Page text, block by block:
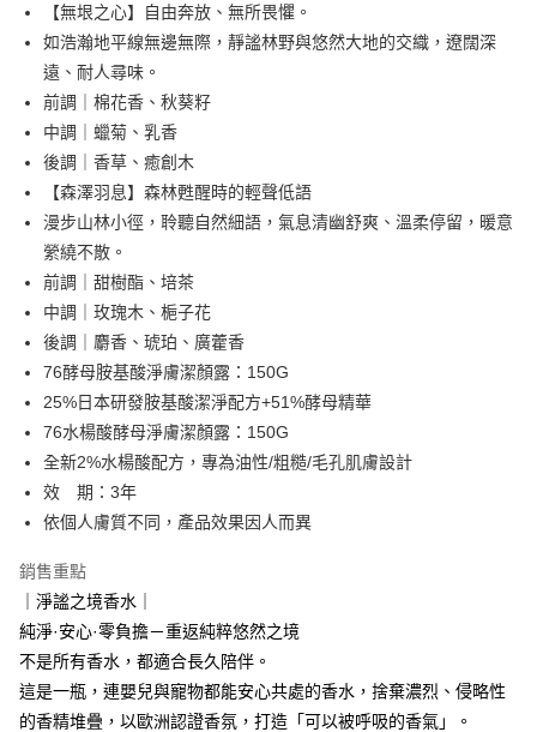
【注意事項】
1.本服務係由「台灣大哥大股份有限公司」（以下簡稱本公司）所提供，讓
用戶於交易時，得透過本服務購買商品或服務，並由商店將買賣／分期付款
2.基於同意付款使用「大哥付你分期」之契約關係目的，商店將以您的個人
資料（包含姓名、電話或地址）提供予台灣大哥大進項蒐集、處理及利用，
由本公司與您本人進行分期帳單所需資料之確認、核對及更正。
3.完整用戶服務條款，請詳閱以下連結：
３．收到繳費通知簡訊後14天內，點擊此簡訊中的連結，可透過四大超商／
ATM／網路銀行／等多元方式進行付款，方視為交易完成。
※ 請注意：結帳手續完成當下不需立刻繳費，但若您需要取消訂單，請聯絡
購買商品的店家。未經商家同意取消之訂單仍視為有效，需透過AFTEE先享
後付繳納相關費用。
※ 交易是否成功請以「AFTEE先享後付 」之結帳頁面顯示為準，若有關於
是否繳費成功／繳費後需取消欲退款等相關疑問，請聯繫「AFTEE先享後付
客戶支援中心」 https://netprotections.freshdesk.com/support/home
１．透過由恩沛科技股份有限公司提供之「AFTEE先享後付」服務完成之交
易，需依本服務之必要範圍內提供個人資料，並將交易相關給付款項請求債
權轉讓予恩沛科技股份有限公司。
２．關於個人資料處理事宜，請瀏覽以下網址：
https://aftee.tw/terms/#terms3
３．未成年的使用者請事先徵得法定代理人或監護人之同意方可使用
任。
４．使用「AFTEE先享後付」時，將依據個別帳號之用戶狀況，依本公司即
時審查核予不同之上限額度；若仍有額度不足之情形，本公司將視審查結果
請求用戶進行身份認證。
５．嚴禁一人註冊多個帳號或使用他人資訊註冊。若發現惡意使用之情形，
恩沛科技股份有限公司將有權停止該用戶之使用額度並採取法律行動。
付款後全家取貨
每筆NT$80，滿NT$1,880(含以上)免運費
每筆NT$80，滿NT$2,000(含以上)免運費
付款後萊爾富取貨
每筆NT$80，滿NT$1,880(含以上)免運費
7-11取貨付款
每筆NT$80，滿NT$2,000(含以上)免運費
付款後7-11取貨
每筆NT$80，滿NT$1,880(含以上)免運費
台灣宅配(便利帶)
每筆NT$80，滿NT$1,880(含以上)免運費
離島宅配
每筆NT$100，滿NT$2,000(含以上)免運費
每筆NT$100，滿NT$2,000(含以上)免運費
海外配送(日韓地區請提供英文收件地址及姓名，韓國址末
端請提供收件人的個人通關碼)
海外配送 (新馬專屬) 查看運費
【無垠之心】自由奔放、無所畏懼。
如浩瀚地平線無邊無際，靜謐林野與悠然大地的交織，遼闊深
遠、耐人尋味。
前調｜棉花香、秋葵籽
中調｜蠟菊、乳香
後調｜香草、癒創木
【森澤羽息】森林甦醒時的輕聲低語
漫步山林小徑，聆聽自然細語，氣息清幽舒爽、溫柔停留，暖意
縈繞不散。
前調｜甜樹酯、培茶
中調｜玫瑰木、梔子花
後調｜麝香、琥珀、廣藿香
76酵母胺基酸淨膚潔顏露：150G
25%日本研發胺基酸潔淨配方+51%酵母精華
76水楊酸酵母淨膚潔顏露：150G
全新2%水楊酸配方，專為油性/粗糙/毛孔肌膚設計
效 期：3年
依個人膚質不同，產品效果因人而異
銷售重點
｜淨謐之境香水｜
純淨·安心·零負擔－重返純粹悠然之境
不是所有香水，都適合長久陪伴。
這是一瓶，連嬰兒與寵物都能安心共處的香水，捨棄濃烈、侵略性
的香精堆疊，以歐洲認證香氛，打造「可以被呼吸的香氣」。